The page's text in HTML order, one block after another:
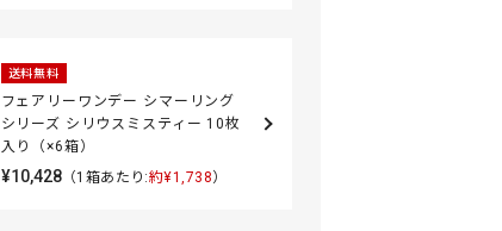
送料無料
フェアリーワンデー シマーリング
シリーズ シリウスミスティー 10枚
入り（×6箱）
¥10,428（1箱あたり:約¥1,738）